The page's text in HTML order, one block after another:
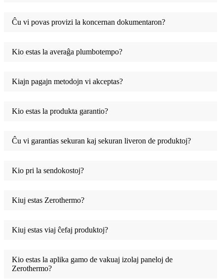
Ĉu vi povas provizi la koncernan dokumentaron?
Kio estas la averaĝa plumbotempo?
Kiajn pagajn metodojn vi akceptas?
Kio estas la produkta garantio?
Ĉu vi garantias sekuran kaj sekuran liveron de produktoj?
Kio pri la sendokostoj?
Kiuj estas Zerothermo?
Kiuj estas viaj ĉefaj produktoj?
Kio estas la aplika gamo de vakuaj izolaj paneloj de
Zerothermo?